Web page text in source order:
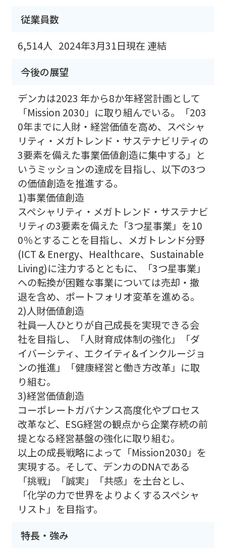
従業員数
6,514人 2024年3月31日現在 連結
今後の展望
デンカは2023 年から8か年経営計画として
「Mission 2030」に取り組んでいる。「203
0年までに人財・経営価値を高め、スペシャ
リティ・メガトレンド・サステナビリティの
3要素を備えた事業価値創造に集中する」と
いうミッションの達成を目指し、以下の3つ
の価値創造を推進する。
1)事業価値創造
スペシャリティ・メガトレンド・サステナビ
リティの3要素を備えた「3つ星事業」を10
0％とすることを目指し、メガトレンド分野
(ICT & Energy、Healthcare、Sustainable
Living)に注力するとともに、「3つ星事業」
への転換が困難な事業については売却・撤
退を含め、ポートフォリオ変革を進める。
2)人財価値創造
社員一人ひとりが自己成長を実現できる会
社を目指し、「人財育成体制の強化」「ダ
イバーシティ、エクイティ&インクルージョ
ンの推進」「健康経営と働き方改革」に取
り組む。
3)経営価値創造
コーポレートガバナンス高度化やプロセス
改革など、ESG経営の観点から企業存続の前
提となる経営基盤の強化に取り組む。
以上の成長戦略によって「Mission2030」を
実現する。そして、デンカのDNAである
「挑戦」「誠実」「共感」を土台とし、
「化学の力で世界をよりよくするスペシャ
リスト」を目指す。
特長・強み